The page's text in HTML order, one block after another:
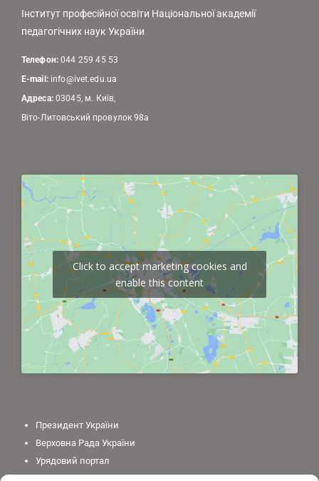
Інститут професійної освіти Національної академії
педагогічних наук України
Телефон:044 259 45 53
E-mail: info@ivet.edu.ua
Адреса:03045, м. Київ,
Віто-Литовський провулок 98а
Click to accept marketing cookies and
enable this content
Президент України
Верховна Рада України
Урядовий портал